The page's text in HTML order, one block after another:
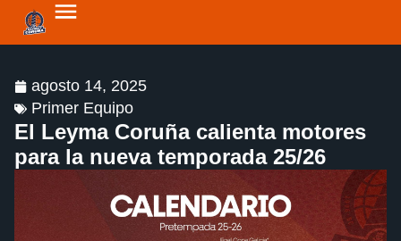
agosto 14, 2025
Primer Equipo
El Leyma Coruña calienta motores
para la nueva temporada 25/26